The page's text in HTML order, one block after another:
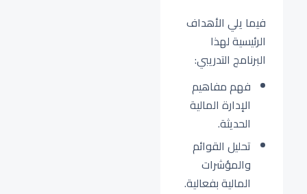
فيما يلي الأهداف
الرئيسية لهذا
البرنامج التدريبي:
فهم مفاهيم
الإدارة المالية
الحديثة.
تحليل القوائم
والمؤشرات
المالية بفعالية.